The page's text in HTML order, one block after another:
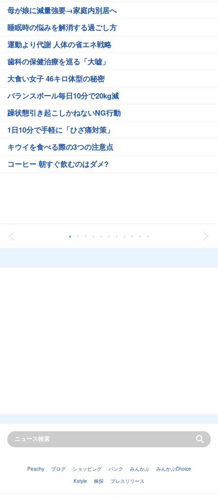
母が娘に減量強要→家庭内別居へ
睡眠時の悩みを解消する過ごし方
運動より代謝 人体の省エネ戦略
歯科の保健治療を巡る「大嘘」
大食い女子 46キロ体型の秘密
バランスボール毎日10分で20kg減
躁状態引き起こしかねないNG行動
1日10分で手軽に「ひざ痛対策」
キウイを食べる際の3つの注意点
コーヒー 朝すぐ飲むのはダメ?
Peachy ブログ ショッピング バンク みんかぶ
みんかぶChoice
Kstyle
株探 プレスリリース